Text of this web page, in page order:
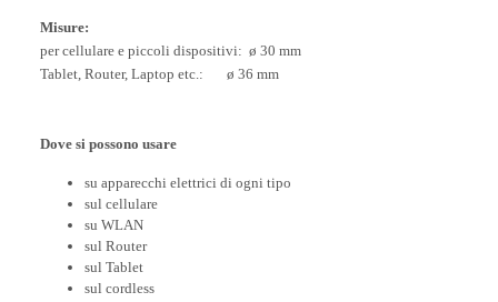
Misure:
per cellulare e piccoli dispositivi: ø 30 mm
Tablet, Router, Laptop etc.: ø 36 mm
Dove si possono usare
su apparecchi elettrici di ogni tipo
sul cellulare
su WLAN
sul Router
sul Tablet
sul cordless